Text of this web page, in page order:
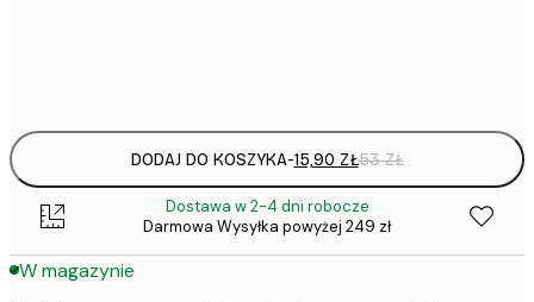
DODAJ DO KOSZYKA-15,90 ZŁ53 ZŁ
Dostawa w 2-4 dni robocze
Darmowa Wysyłka powyżej 249 zł
W magazynie